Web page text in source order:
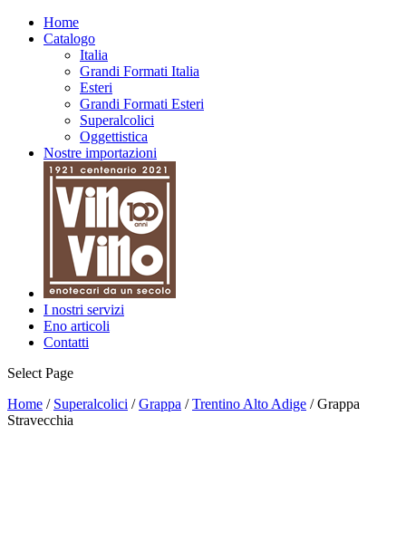
Home
Catalogo
Italia
Grandi Formati Italia
Esteri
Grandi Formati Esteri
Superalcolici
Oggettistica
Nostre importazioni
I nostri servizi
Eno articoli
Contatti
Select Page
Home / Superalcolici /Grappa /Trentino Alto Adige / Grappa
Stravecchia